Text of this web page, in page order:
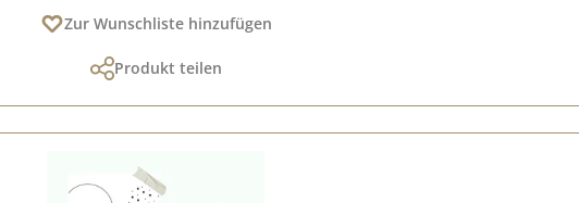
Zur Wunschliste hinzufügen
Produkt teilen